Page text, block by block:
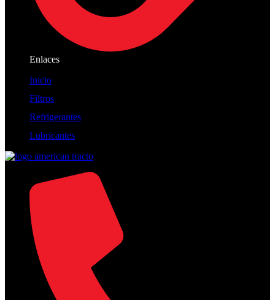
Enlaces
Inicio
Filtros
Refrigerantes
Lubricantes